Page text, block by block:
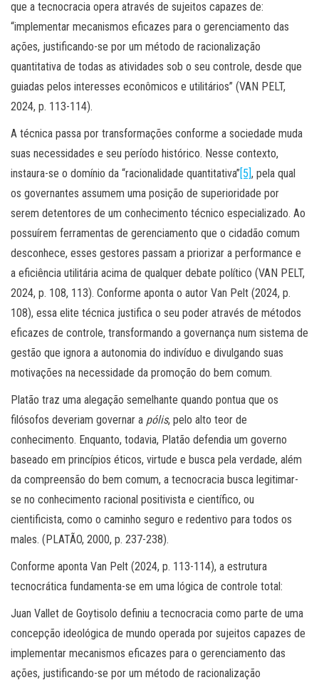
que a tecnocracia opera através de sujeitos capazes de:
“implementar mecanismos eficazes para o gerenciamento das
ações, justificando-se por um método de racionalização
quantitativa de todas as atividades sob o seu controle, desde que
guiadas pelos interesses econômicos e utilitários” (VAN PELT,
2024, p. 113-114).
A técnica passa por transformações conforme a sociedade muda
suas necessidades e seu período histórico. Nesse contexto,
instaura-se o domínio da “racionalidade quantitativa”[5], pela qual
os governantes assumem uma posição de superioridade por
serem detentores de um conhecimento técnico especializado. Ao
possuírem ferramentas de gerenciamento que o cidadão comum
desconhece, esses gestores passam a priorizar a performance e
a eficiência utilitária acima de qualquer debate político (VAN PELT,
2024, p. 108, 113). Conforme aponta o autor Van Pelt (2024, p.
108), essa elite técnica justifica o seu poder através de métodos
eficazes de controle, transformando a governança num sistema de
gestão que ignora a autonomia do indivíduo e divulgando suas
motivações na necessidade da promoção do bem comum.
Platão traz uma alegação semelhante quando pontua que os
filósofos deveriam governar a pólis, pelo alto teor de
conhecimento. Enquanto, todavia, Platão defendia um governo
baseado em princípios éticos, virtude e busca pela verdade, além
da compreensão do bem comum, a tecnocracia busca legitimar-
se no conhecimento racional positivista e científico, ou
cientificista, como o caminho seguro e redentivo para todos os
males. (PLATÃO, 2000, p. 237-238).
Conforme aponta Van Pelt (2024, p. 113-114), a estrutura
tecnocrática fundamenta-se em uma lógica de controle total:
Juan Vallet de Goytisolo definiu a tecnocracia como parte de uma
concepção ideológica de mundo operada por sujeitos capazes de
implementar mecanismos eficazes para o gerenciamento das
ações, justificando-se por um método de racionalização